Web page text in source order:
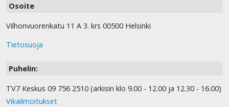
Osoite
Vilhonvuorenkatu 11 A 3. krs 00500 Helsinki
Tietosuoja
Puhelin:
TV7 Keskus 09 756 2510 (arkisin klo 9.00 - 12.00 ja 12.30 - 16.00)
Vikailmoitukset